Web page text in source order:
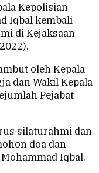
Kepolisian
Iqbal kembali
di Kejaksaan
oleh Kepala
dan Wakil Kepala
Pejabat
silaturahmi dan
doa dan
Iqbal.